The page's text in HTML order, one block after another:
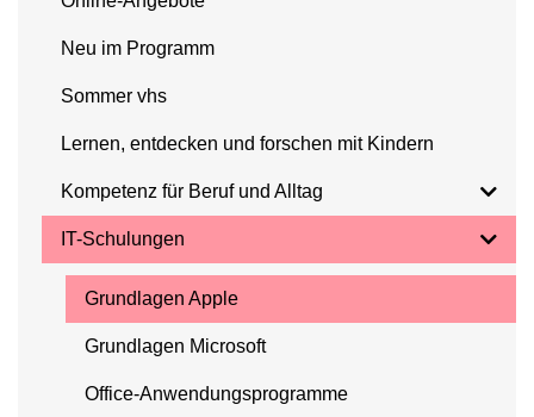
Neu im Programm
Sommer vhs
Lernen, entdecken und forschen mit Kindern
Kompetenz für Beruf und Alltag
IT-Schulungen
Grundlagen Apple
Grundlagen Microsoft
Office-Anwendungsprogramme